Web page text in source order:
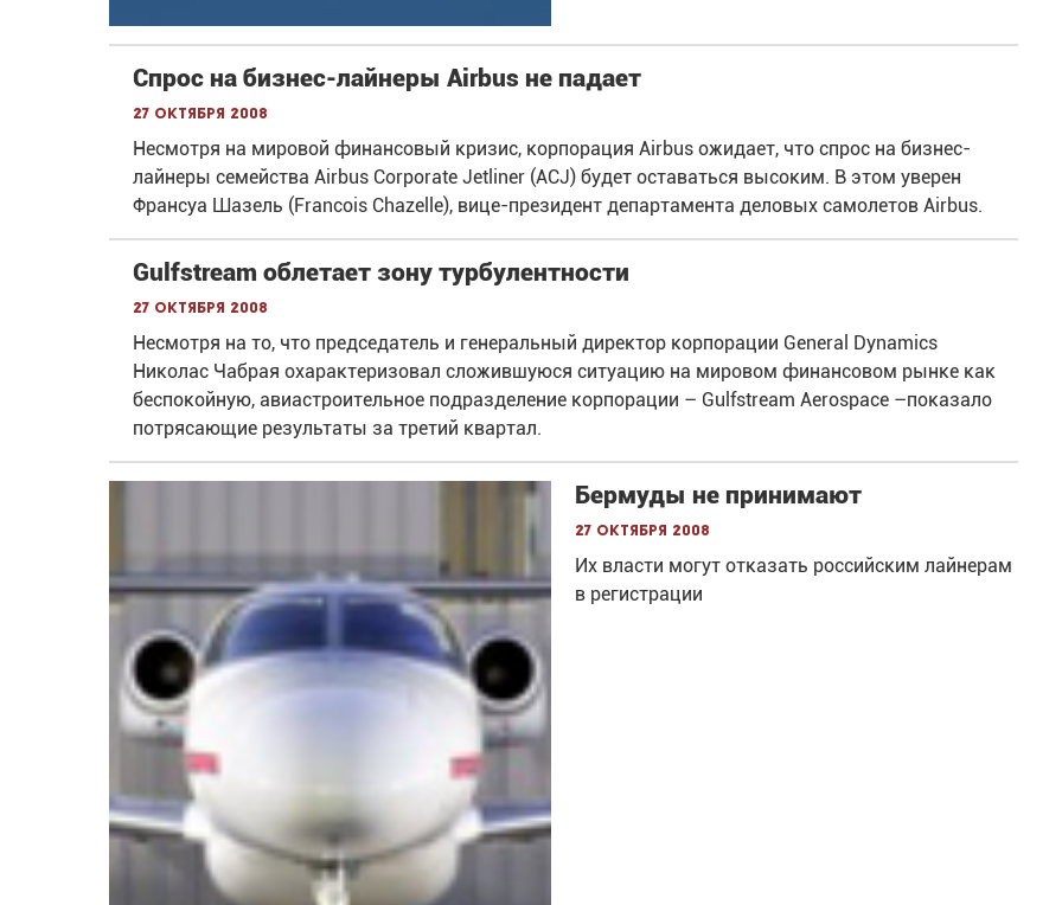
Спрос на бизнес-лайнеры Airbus не падает
27 октября 2008
Несмотря на мировой финансовый кризис, корпорация Airbus ожидает, что спрос на бизнес-
лайнеры семейства Airbus Corporate Jetliner (ACJ) будет оставаться высоким. В этом уверен
Франсуа Шазель (Francois Chazelle), вице-президент департамента деловых самолетов Airbus.
Gulfstream облетает зону турбулентности
27 октября 2008
Несмотря на то, что председатель и генеральный директор корпорации General Dynamics
Николас Чабрая охарактеризовал сложившуюся ситуацию на мировом финансовом рынке как
беспокойную, авиастроительное подразделение корпорации – Gulfstream Aerospace –показало
потрясающие результаты за третий квартал.
Бермуды не принимают
27 октября 2008
Их власти могут отказать российским лайнерам
в регистрации